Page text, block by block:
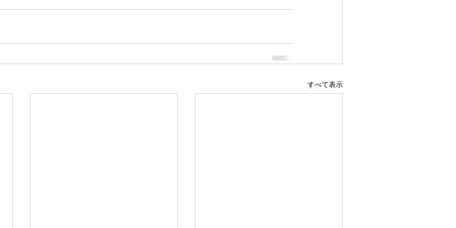
すべて表示